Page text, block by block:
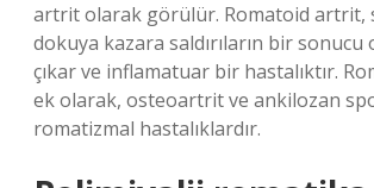
artrit olarak görülür. Romatoid artrit,
dokuya kazara saldırıların bir
çıkar ve inflamatuar bir hastalıktır.
ek olarak, osteoartrit ve ankilozan
romatizmal hastalıklardır.